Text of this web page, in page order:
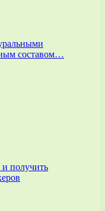
составом…
получить